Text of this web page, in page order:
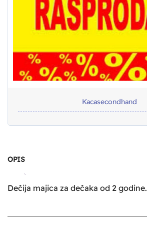
Kacasecondhand
OPIS
Dečija majica za dečaka od 2 godine.